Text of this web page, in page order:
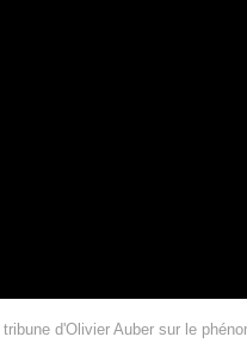
tribune d'Olivier Auber sur le